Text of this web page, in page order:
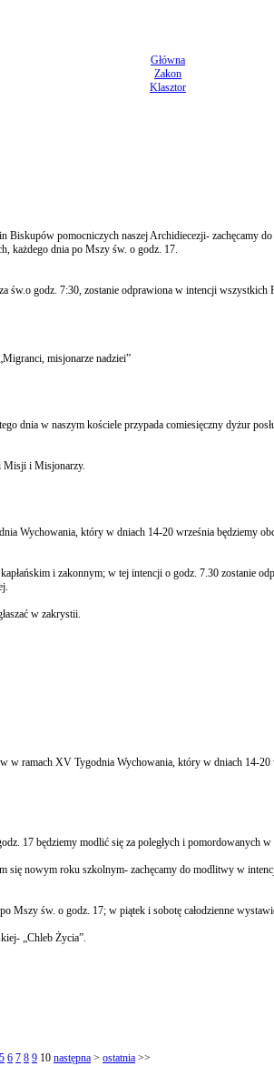
Główna
Zakon
Klasztor
Biskupów pomocniczych naszej Archidiecezji- zachęcamy
każdego dnia po Mszy św. o godz. 17.
godz. 7:30, zostanie odprawiona w intencji wszystkich
misjonarze nadziei”
dnia w naszym kościele przypada comiesięczny dyżur
Misji i Misjonarzy.
Wychowania, który w dniach 14-20 września będziemy
i zakonnym; w tej intencji o godz. 7.30 zostanie
w zakrystii.
w ramach XV Tygodnia Wychowania, który w dniach 14-
17 będziemy modlić się za poległych i pomordowanych
nowym roku szkolnym- zachęcamy do modlitwy w
Mszy św. o godz. 17; w piątek i sobotę całodzienne
„Chleb Życia”.
5 6 7 8 9 10 następna > ostatnia >>